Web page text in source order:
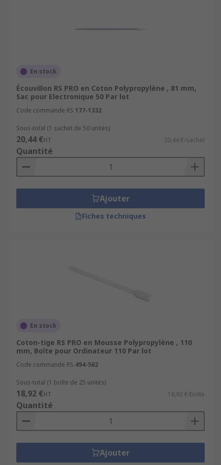
En stock
Écouvillon RS PRO en Coton Polypropylène , 81 mm,
Sac pour Electronique 50 Par lot
Code commande RS 177-1332
Sous-total (1 sachet de 50 unités)
20,44 €HT 20,44 €/sachet
Quantité
Ajouter
Fiches techniques
En stock
Coton-tige RS PRO en Mousse Polypropylène , 110
mm, Boîte pour Ordinateur 110 Par lot
Code commande RS 494-562
Sous-total (1 boîte de 25 unités)
18,92 €HT 18,92 €/boîte
Quantité
Ajouter